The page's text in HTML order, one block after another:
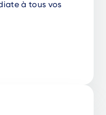
à tous vos